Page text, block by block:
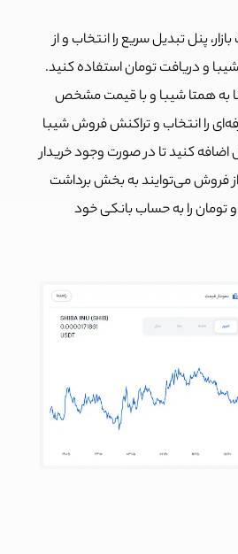
پنل تبدیل سریع را انتخاب و از
و دریافت تومان استفاده کنید.
به همتا شیبا و با قیمت مشخص
را انتخاب و تراکنش فروش شیبا
کنید تا در صورت وجود خریدار
فروش می‌توایند به بخش برداشت
را به حساب بانکی خود